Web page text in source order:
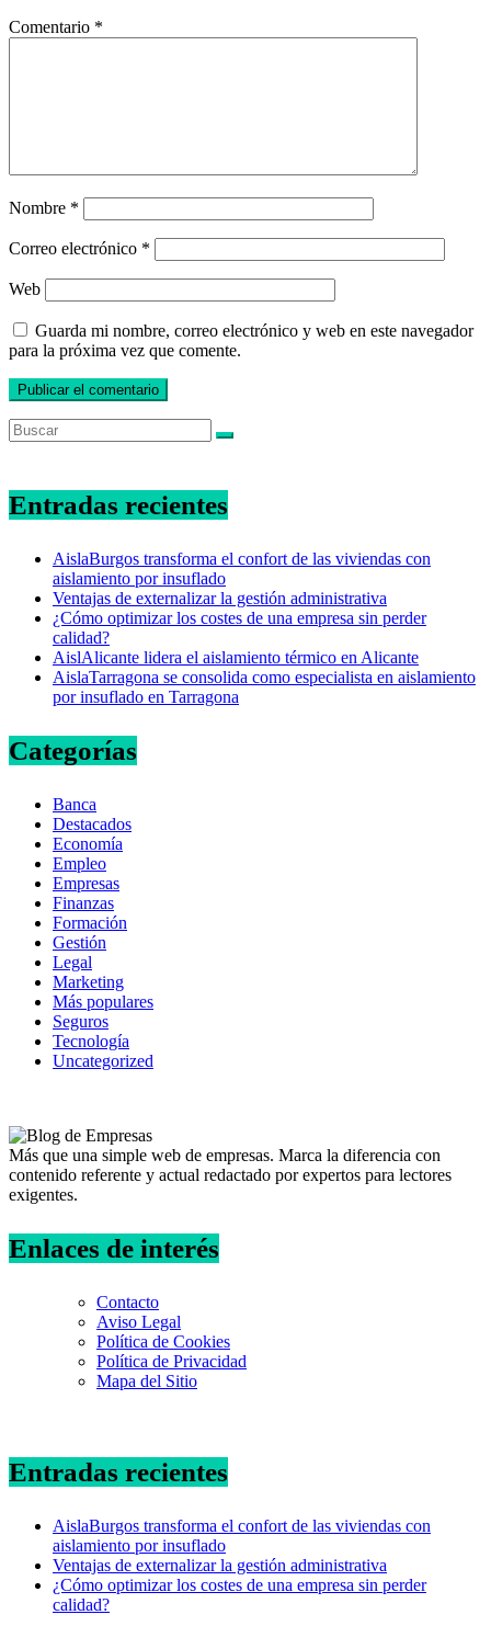
Comentario *
Nombre *
Correo electrónico *
Web
Guarda mi nombre, correo electrónico y web en este navegador
para la próxima vez que comente.
Entradas recientes
AislaBurgos transforma el confort de las viviendas con
aislamiento por insuflado
Ventajas de externalizar la gestión administrativa
¿Cómo optimizar los costes de una empresa sin perder
calidad?
AislAlicante lidera el aislamiento térmico en Alicante
AislaTarragona se consolida como especialista en aislamiento
por insuflado en Tarragona
Categorías
Banca
Destacados
Economía
Empleo
Empresas
Finanzas
Formación
Gestión
Legal
Marketing
Más populares
Seguros
Tecnología
Uncategorized
Más que una simple web de empresas. Marca la diferencia con
contenido referente y actual redactado por expertos para lectores
exigentes.
Enlaces de interés
Contacto
Aviso Legal
Política de Cookies
Política de Privacidad
Mapa del Sitio
Entradas recientes
AislaBurgos transforma el confort de las viviendas con
aislamiento por insuflado
Ventajas de externalizar la gestión administrativa
¿Cómo optimizar los costes de una empresa sin perder
calidad?